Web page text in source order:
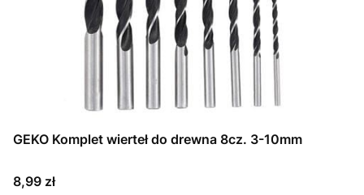
GEKO Komplet wierteł do drewna 8cz. 3-10mm
Cena
8,99 zł